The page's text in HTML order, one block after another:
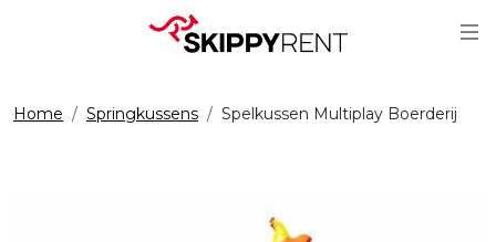
Home Springkussens Spelkussen Multiplay Boerderij